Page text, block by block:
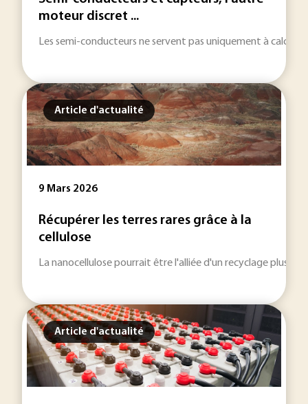
moteur discret ...
Les semi-conducteurs ne servent pas uniquement à
Article d'actualité
9 Mars 2026
Récupérer les terres rares grâce à la
cellulose
La nanocellulose pourrait être l'alliée d'un recyclage plus
Article d'actualité